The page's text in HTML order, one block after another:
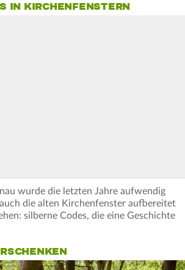
IN KIRCHENFENSTERN
wurde die letzten Jahre aufwendig
die alten Kirchenfenster aufbereitet
silberne Codes, die eine Geschichte